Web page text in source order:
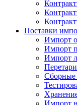
Поставки
Импорт
Импорт
Импорт
Сборные
Импорт